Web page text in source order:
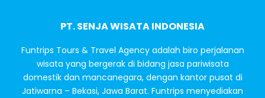
PT. SENJA WISATA INDONESIA
Funtrips Tours & Travel Agency adalah biro perjalanan
wisata yang bergerak di bidang jasa pariwisata
domestik dan mancanegara, dengan kantor pusat di
Jatiwarna – Bekasi, Jawa Barat. Funtrips menyediakan